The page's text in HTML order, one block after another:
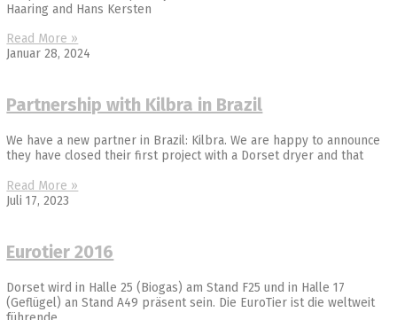
Haaring and Hans Kersten
Read More »
Januar 28, 2024
Partnership with Kilbra in Brazil
We have a new partner in Brazil: Kilbra. We are happy to announce
they have closed their first project with a Dorset dryer and that
Read More »
Juli 17, 2023
Eurotier 2016
Dorset wird in Halle 25 (Biogas) am Stand F25 und in Halle 17
(Geflügel) an Stand A49 präsent sein. Die EuroTier ist die weltweit